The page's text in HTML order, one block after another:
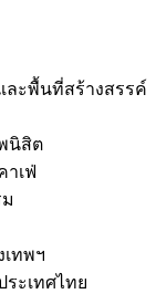
ะพื้นที่สร้างสรรค์
นิสิต
าเฟ่
ทพฯ
ะเทศไทย